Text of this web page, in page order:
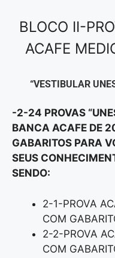
BLOCO II-
ACAFE
“VESTIBULAR
-2-24 PROVAS
BANCA ACAFE DE
GABARITOS PARA
SEUS
SENDO:
2-1-PROVA
COM
2-2-PROVA
COM